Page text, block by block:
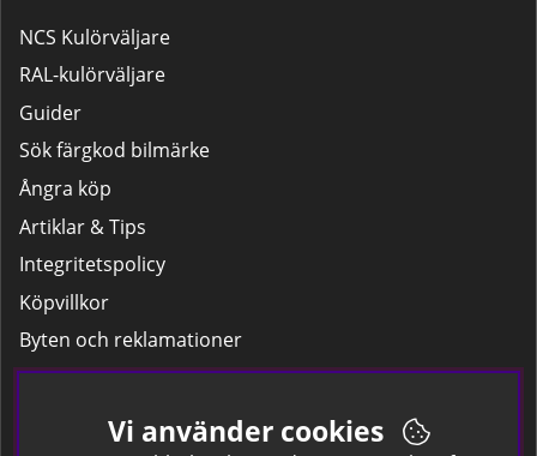
NCS Kulörväljare
RAL-kulörväljare
Guider
Sök färgkod bilmärke
Ångra köp
Artiklar & Tips
Integritetspolicy
Köpvillkor
Byten och reklamationer
Leverans
Hitta färgkoden på bilen.
Vi använder cookies